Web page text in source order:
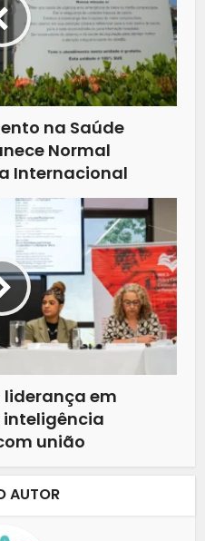
na Saúde
Normal
Internacional
liderança em
inteligência
união
AUTOR